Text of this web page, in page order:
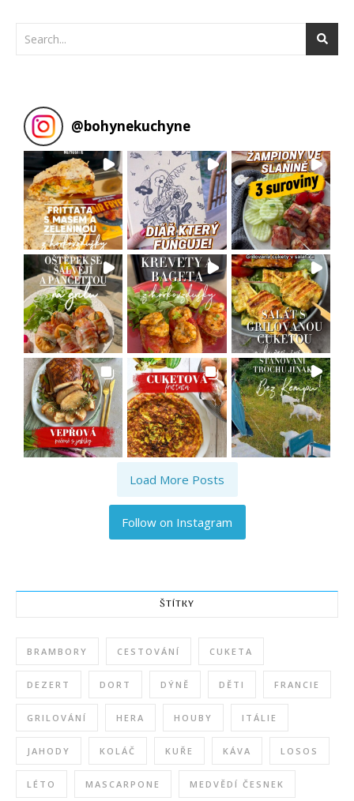
@bohynekuchyne
Load More Posts
Follow on Instagram
ŠTÍTKY
BRAMBORY CESTOVÁNÍ CUKETA
DEZERT DORT DÝNĚ DĚTI FRANCIE
GRILOVÁNÍ HERA HOUBY ITÁLIE
JAHODY KOLÁČ KUŘE KÁVA LOSOS
LÉTO MASCARPONE MEDVĚDÍ ČESNEK